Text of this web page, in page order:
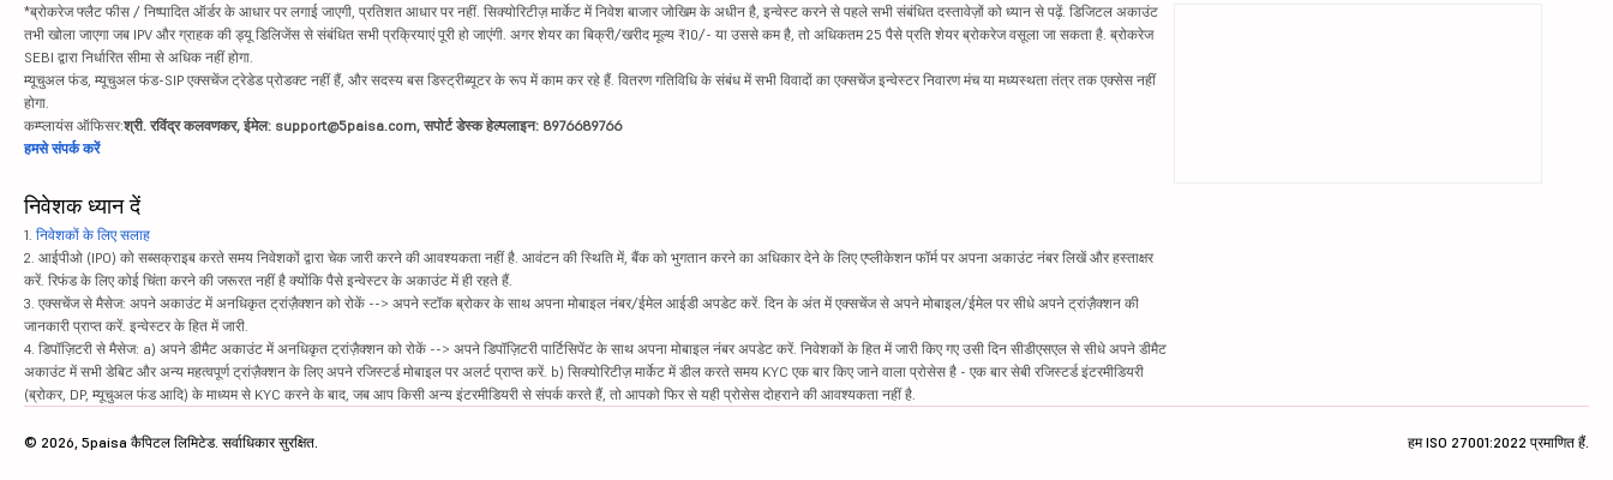
*ब्रोकरेज फ्लैट फीस / निष्पादित ऑर्डर के आधार पर लगाई जाएगी, प्रतिशत आधार पर नहीं. सिक्योरिटीज़ मार्केट में निवेश बाजार जोखिम के अधीन है, इन्वेस्ट करने से पहले सभी संबंधित दस्तावेज़ों को ध्यान से पढ़ें. डिजिटल अकाउंट
तभी खोला जाएगा जब IPV और ग्राहक की ड्यू डिलिजेंस से संबंधित सभी प्रक्रियाएं पूरी हो जाएंगी. अगर शेयर का बिक्री/खरीद मूल्य ₹10/- या उससे कम है, तो अधिकतम 25 पैसे प्रति शेयर ब्रोकरेज वसूला जा सकता है. ब्रोकरेज
SEBI द्वारा निर्धारित सीमा से अधिक नहीं होगा.
म्यूचुअल फंड, म्यूचुअल फंड-SIP एक्सचेंज ट्रेडेड प्रोडक्ट नहीं हैं, और सदस्य बस डिस्ट्रीब्यूटर के रूप में काम कर रहे हैं. वितरण गतिविधि के संबंध में सभी विवादों का एक्सचेंज इन्वेस्टर निवारण मंच या मध्यस्थता तंत्र तक एक्सेस नहीं
होगा.
कम्प्लायंस ऑफिसर:श्री. रविंद्र कलवणकर, ईमेल: support@5paisa.com, सपोर्ट डेस्क हेल्पलाइन: 8976689766
हमसे संपर्क करें
निवेशक ध्यान दें
1. निवेशकों के लिए सलाह
2. आईपीओ (IPO) को सब्सक्राइब करते समय निवेशकों द्वारा चेक जारी करने की आवश्यकता नहीं है. आवंटन की स्थिति में, बैंक को भुगतान करने का अधिकार देने के लिए एप्लीकेशन फॉर्म पर अपना अकाउंट नंबर लिखें और हस्ताक्षर
करें. रिफंड के लिए कोई चिंता करने की जरूरत नहीं है क्योंकि पैसे इन्वेस्टर के अकाउंट में ही रहते हैं.
3. एक्सचेंज से मैसेज: अपने अकाउंट में अनधिकृत ट्रांज़ैक्शन को रोकें --> अपने स्टॉक ब्रोकर के साथ अपना मोबाइल नंबर/ईमेल आईडी अपडेट करें. दिन के अंत में एक्सचेंज से अपने मोबाइल/ईमेल पर सीधे अपने ट्रांज़ैक्शन की
जानकारी प्राप्त करें. इन्वेस्टर के हित में जारी.
4. डिपॉज़िटरी से मैसेज: a) अपने डीमैट अकाउंट में अनधिकृत ट्रांज़ैक्शन को रोकें --> अपने डिपॉज़िटरी पार्टिसिपेंट के साथ अपना मोबाइल नंबर अपडेट करें. निवेशकों के हित में जारी किए गए उसी दिन सीडीएसएल से सीधे अपने डीमैट
अकाउंट में सभी डेबिट और अन्य महत्वपूर्ण ट्रांज़ैक्शन के लिए अपने रजिस्टर्ड मोबाइल पर अलर्ट प्राप्त करें. b) सिक्योरिटीज़ मार्केट में डील करते समय KYC एक बार किए जाने वाला प्रोसेस है - एक बार सेबी रजिस्टर्ड इंटरमीडियरी
(ब्रोकर, DP, म्यूचुअल फंड आदि) के माध्यम से KYC करने के बाद, जब आप किसी अन्य इंटरमीडियरी से संपर्क करते हैं, तो आपको फिर से यही प्रोसेस दोहराने की आवश्यकता नहीं है.
© 2026, 5paisa कैपिटल लिमिटेड. सर्वाधिकार सुरक्षित. हम ISO 27001:2022 प्रमाणित हैं.